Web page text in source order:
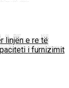
linjën e re të
i furnizimit